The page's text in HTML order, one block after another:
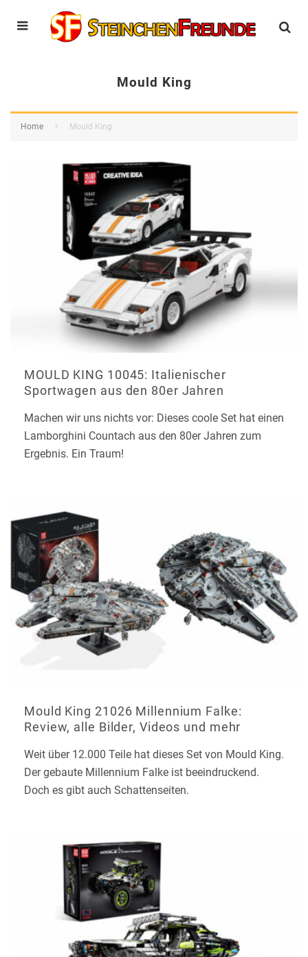
Mould King
Home Mould King
MOULD KING 10045: Italienischer
Sportwagen aus den 80er Jahren
Machen wir uns nichts vor: Dieses coole Set hat einen
Lamborghini Countach aus den 80er Jahren zum
Ergebnis. Ein Traum!
Mould King 21026 Millennium Falke:
Review, alle Bilder, Videos und mehr
Weit über 12.000 Teile hat dieses Set von Mould King.
Der gebaute Millennium Falke ist beeindruckend.
Doch es gibt auch Schattenseiten.